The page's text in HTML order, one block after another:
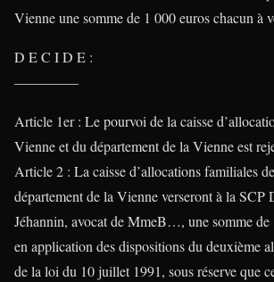
Vienne une somme de 1 000 euros chacun à
D E C I D E :
————–
Article 1er : Le pourvoi de la caisse
Vienne et du département de la Vienne est
Article 2 : La caisse d’allocations familiales
département de la Vienne verseront à la SCP
Jéhannin, avocat de MmeB…, une somme de
en application des dispositions du deuxième
de la loi du 10 juillet 1991, sous réserve que